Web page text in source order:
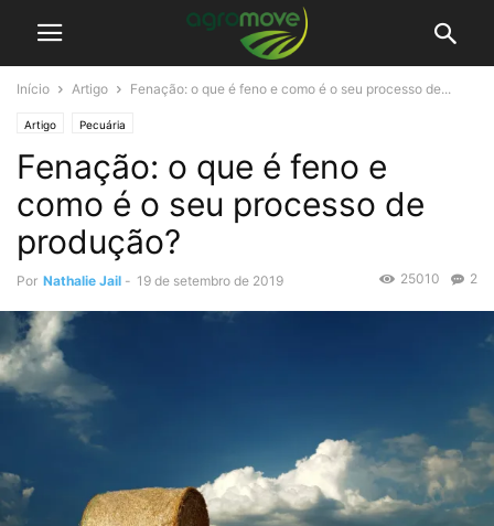
Início Artigo Fenação: o que é feno e como é o seu processo de...
Artigo Pecuária
Fenação: o que é feno e
como é o seu processo de
produção?
Por Nathalie Jail - 19 de setembro de 2019 2
25010